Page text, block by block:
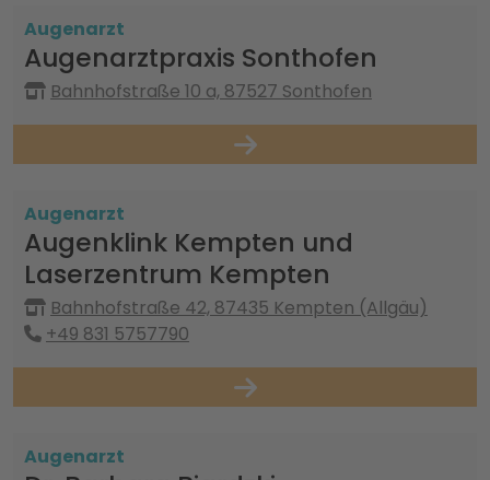
Augenarzt
Augenarztpraxis Sonthofen
Bahnhofstraße 10 a, 87527 Sonthofen
Augenarzt
Augenklink Kempten und
Laserzentrum Kempten
Bahnhofstraße 42, 87435 Kempten (Allgäu)
+49 831 5757790
Augenarzt